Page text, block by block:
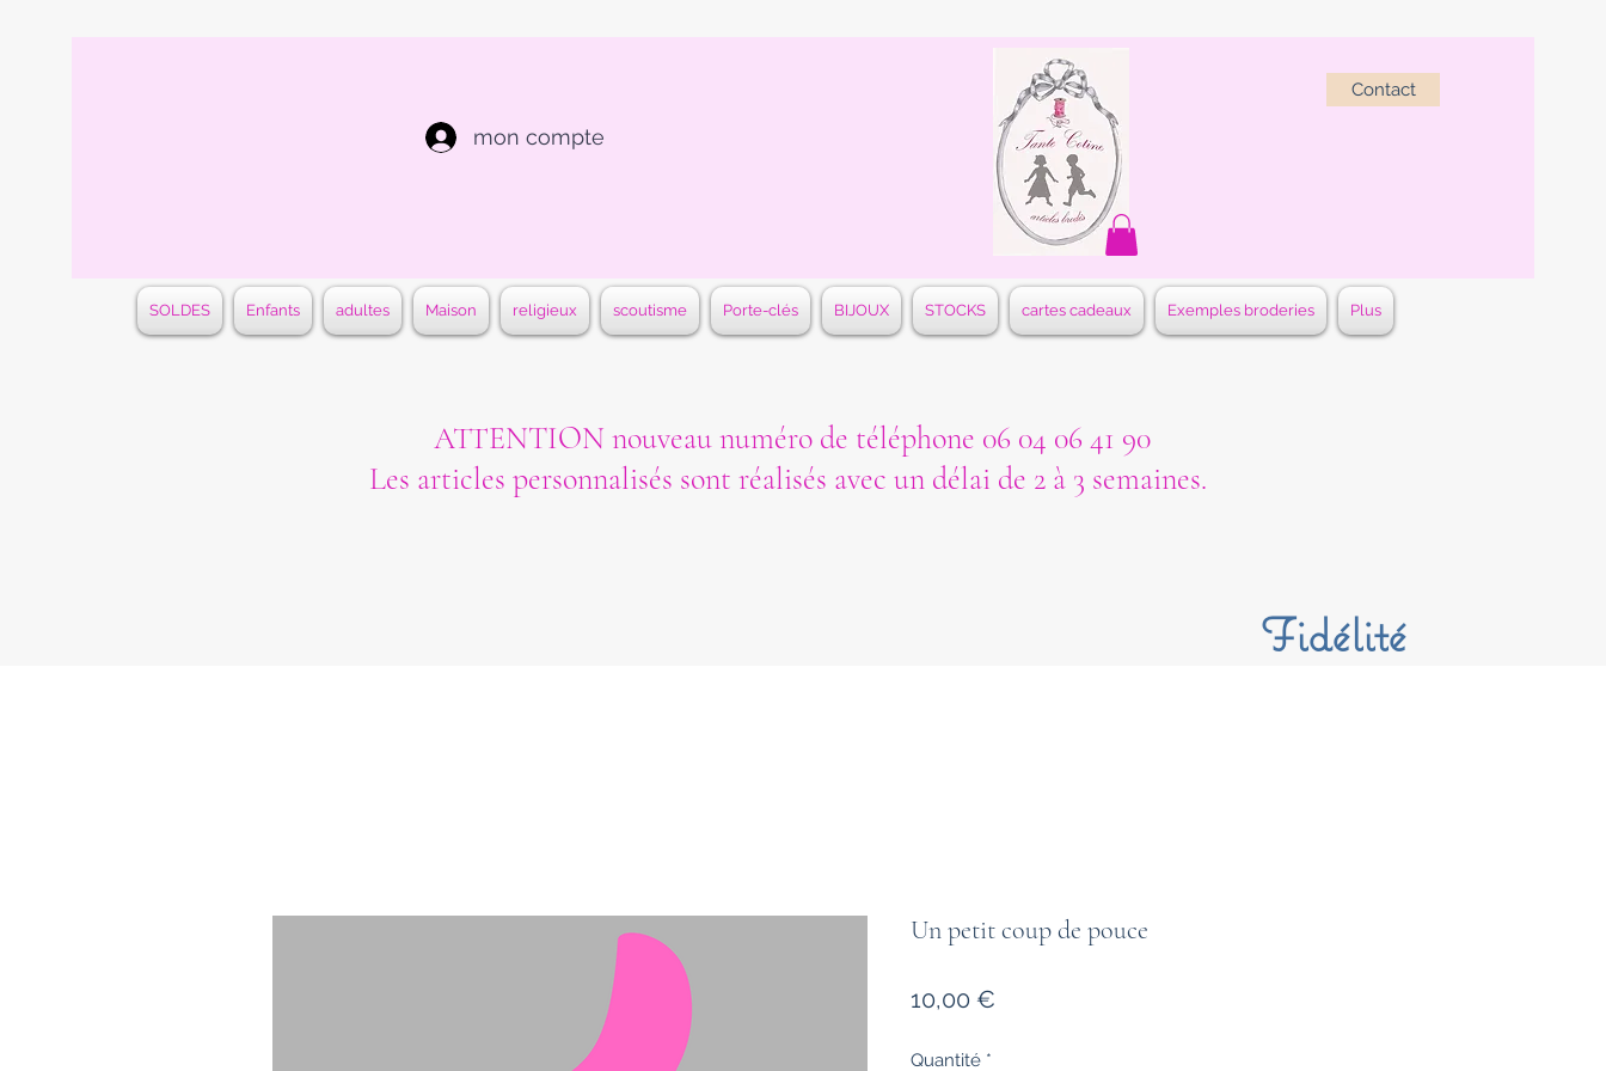
mon compte
Contact
SOLDES Enfants adultes Maison religieux scoutisme Porte-clés BIJOUX STOCKS cartes cadeaux Exemples broderies Plus
ATTENTION nouveau numéro de téléphone 06 04 06 41 90
Les articles personnalisés sont réalisés avec un délai de 2 à 3 semaines.
Fidélité
Un petit coup de pouce
10,00 €
Quantité *